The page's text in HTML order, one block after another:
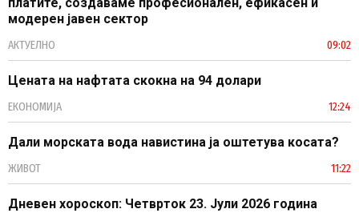
модерен јавен сектор
АКТУЕЛНО 09:02
Цената на нафтата скокна на 94 долари
ЕКОНОМИЈА 12:24
Дали морската вода навистина ја оштетува косата?
ЖИВОТ 11:22
Дневен хороскоп: Четврток 23. Јули 2026 година